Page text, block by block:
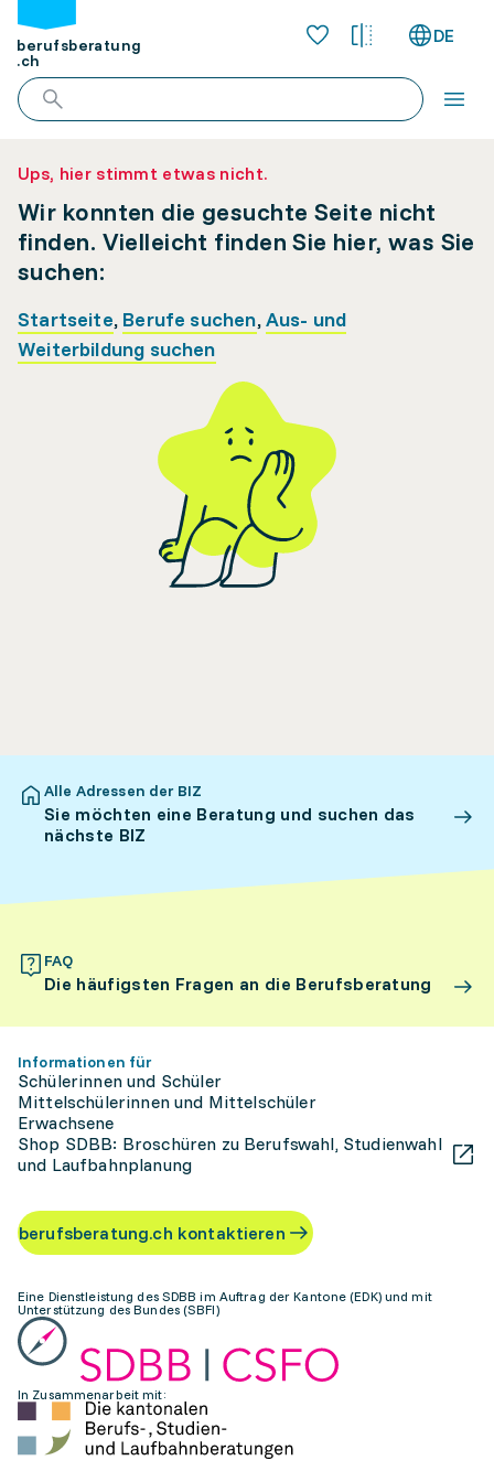
berufsberatung
.ch
DE
Ups, hier stimmt etwas nicht.
Wir konnten die gesuchte Seite nicht
finden. Vielleicht finden Sie hier, was Sie
suchen:
Startseite, Berufe suchen,Aus- und
Weiterbildung suchen
Alle Adressen der BIZ
Sie möchten eine Beratung und suchen das
nächste BIZ
FAQ
Die häufigsten Fragen an die Berufsberatung
Informationen für
Schülerinnen und Schüler
Mittelschülerinnen und Mittelschüler
Erwachsene
Shop SDBB: Broschüren zu Berufswahl, Studienwahl
und Laufbahnplanung
berufsberatung.ch kontaktieren
Eine Dienstleistung des SDBB im Auftrag der Kantone (EDK) und mit
Unterstützung des Bundes (SBFI)
In Zusammenarbeit mit: